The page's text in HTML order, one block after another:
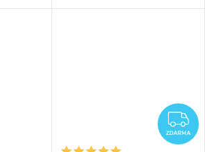
hřebíčku.
ZDARMA